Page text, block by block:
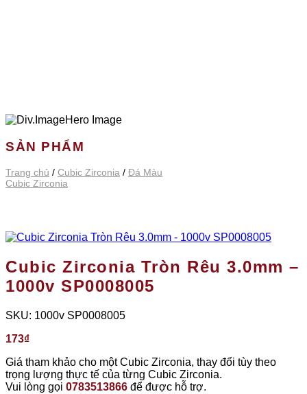
SẢN PHẨM
Trang chủ / Cubic Zirconia / Đá Màu
Cubic Zirconia
Cubic Zirconia Tròn Rêu 3.0mm –
1000v SP0008005
SKU: 1000v SP0008005
173₫
Giá tham khảo cho một Cubic Zirconia, thay đổi tùy theo
trọng lượng thực tế của từng Cubic Zirconia.
Vui lòng gọi 0783513866 để được hỗ trợ.